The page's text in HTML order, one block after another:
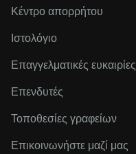
Κέντρο απορρήτου
Ιστολόγιο
Επαγγελματικές ευκαιρίες
Επενδυτές
Τοποθεσίες γραφείων
Επικοινωνήστε μαζί μας